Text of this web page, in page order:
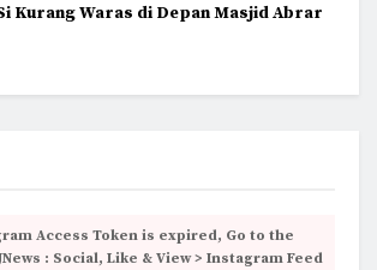
Kurang Waras di Depan Masjid Abrar
Access Token is expired, Go to the
: Social, Like & View > Instagram Feed